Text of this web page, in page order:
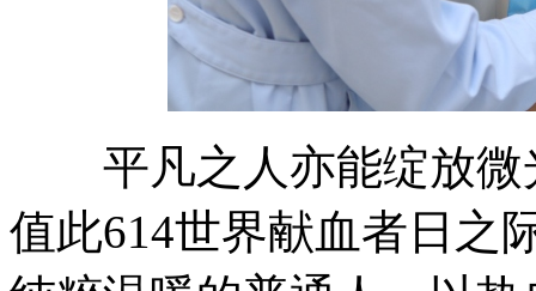
平凡之人亦能绽放微
值此614世界献血者日之